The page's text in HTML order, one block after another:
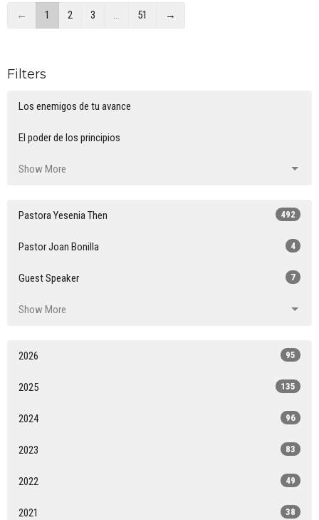
← 1 2 3 … 51 →
Filters
Los enemigos de tu avance
El poder de los principios
Show More
Pastora Yesenia Then 492
Pastor Joan Bonilla 4
Guest Speaker 7
Show More
2026 95
2025 135
2024 96
2023 83
2022 49
2021 38